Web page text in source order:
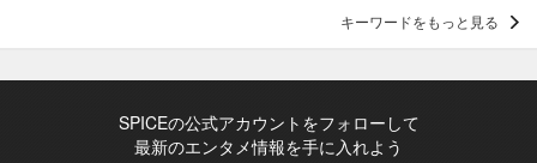
キーワードをもっと見る
SPICEの公式アカウントをフォローして
最新のエンタメ情報を手に入れよう